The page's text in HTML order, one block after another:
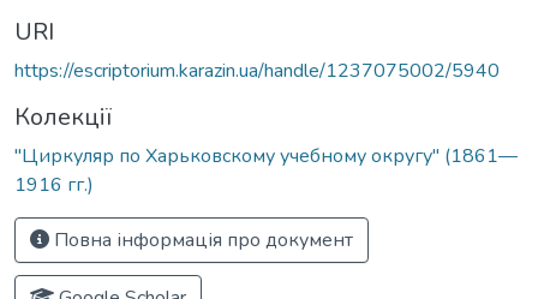
URI
https://escriptorium.karazin.ua/handle/1237075002/5940
Колекції
"Циркуляр по Харьковскому учебному округу" (1861—
1916 гг.)
Повна інформація про документ